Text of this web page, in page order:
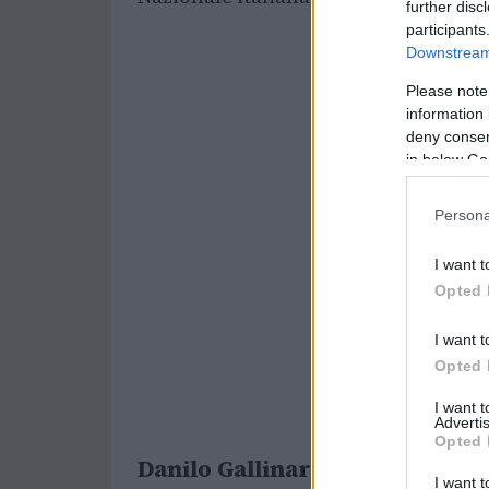
further
Please
information
deny
in below
I want
Opted
I want
Opted
I want
Opted
I want
Danilo Gallinari: inizi e Serie A